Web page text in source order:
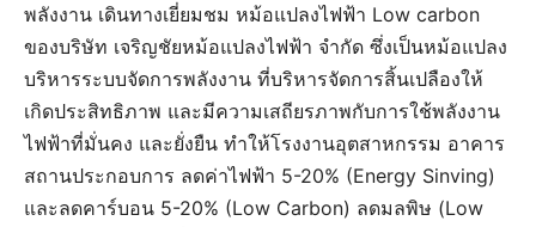
พลังงาน เดินทางเยี่ยมชม หม้อแปลงไฟฟ้า Low carbon
ของบริษัท เจริญชัยหม้อแปลงไฟฟ้า จำกัด ซึ่งเป็นหม้อแปลง
บริหารระบบจัดการพลังงาน ที่บริหารจัดการสิ้นเปลืองให้
เกิดประสิทธิภาพ และมีความเสถียรภาพกับการใช้พลังงาน
ไฟฟ้าที่มั่นคง และยั่งยืน ทำให้โรงงานอุตสาหกรรม อาคาร
สถานประกอบการ ลดค่าไฟฟ้า 5-20% (Energy Sinving)
และลดคาร์บอน 5-20% (Low Carbon) ลดมลพิษ (Low